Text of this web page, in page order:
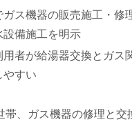
ガス機器の販売施工・修
設備施工を明示
用者が給湯器交換とガス
やすい
帯、ガス機器の修理と交